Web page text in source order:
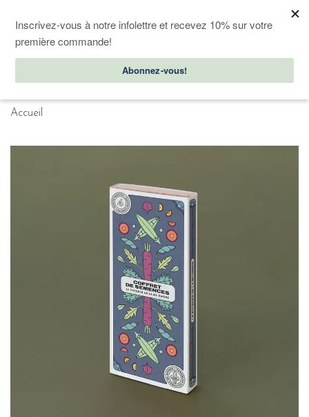
Abonnez-vous à notre infolettre, on vous offre 10% de rabais sur
votre première commande!
Accueil